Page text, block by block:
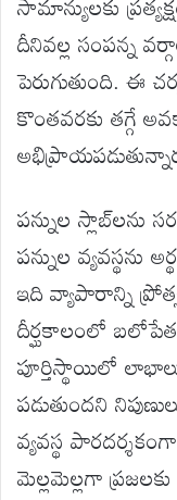
దీనివల్ల సంపన్న
పెరుగుతుంది. ఈ
కొంతవరకు తగ్గే
పన్నుల స్లాబ్‌లను
పన్నుల వ్యవస్థను
ఇది వ్యాపారాన్ని
దీర్ఘకాలంలో
పూర్తిస్థాయిలో
పడుతుందని
వ్యవస్థ
మెల్లమెల్లగా